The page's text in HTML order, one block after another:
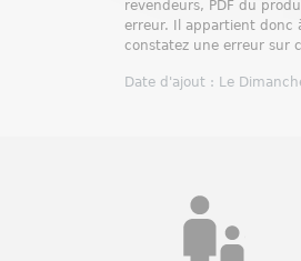
revendeurs, PDF du
erreur. Il appartient donc
constatez une erreur sur
Date d'ajout : Le